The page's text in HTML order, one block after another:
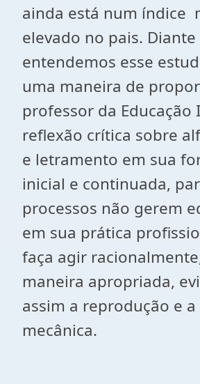
ainda está num índice
elevado no pais. Diante
entendemos esse
uma maneira de
professor da
reflexão crítica sobre
e letramento em sua
inicial e continuada,
processos não gerem
em sua prática
faça agir
maneira apropriada,
assim a reprodução e
mecânica.